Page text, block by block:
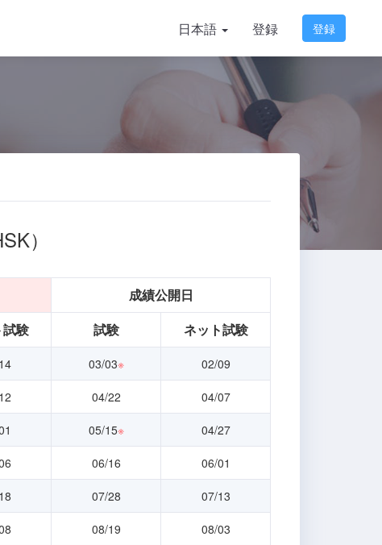
日本語 登録 登録
）
成績公開日
験 試験 ネット試験
03/03※ 02/09
04/22 04/07
05/15※ 04/27
06/16 06/01
07/28 07/13
08/19 08/03